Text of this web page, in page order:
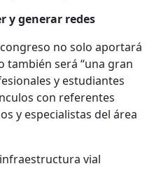
y generar redes
no solo aportará
también será “una gran
y estudiantes
con referentes
y especialistas del área
vial